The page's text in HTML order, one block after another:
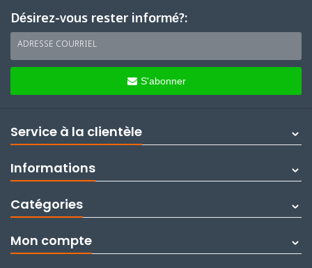
Désirez-vous rester informé?:
ADRESSE COURRIEL
S'abonner
Service à la clientèle
Informations
Catégories
Mon compte